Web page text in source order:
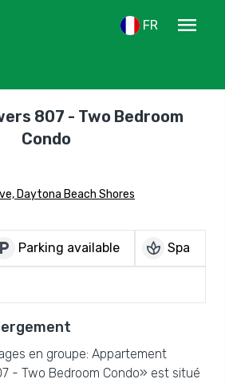
FR
menu
807 - Two Bedroom
Condo
Daytona Beach Shores
local_parking Parking available spa Spa
en groupe: Appartement
- Two Bedroom Condo» est situé